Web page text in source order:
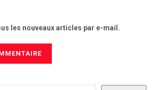
les nouveaux articles par e-mail.